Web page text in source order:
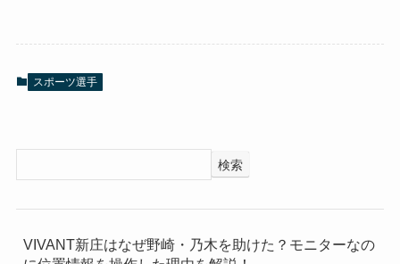
スポーツ選手
検索
VIVANT新庄はなぜ野崎・乃木を助けた？モニターなの